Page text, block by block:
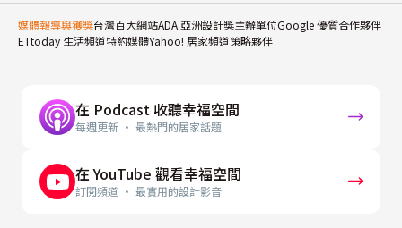
媒體報導與獲獎台灣百大網站ADA 亞洲設計獎主辦單位Google 優質合作夥伴
ETtoday 生活頻道特約媒體Yahoo! 居家頻道策略夥伴
在 Podcast 收聽幸福空間
每週更新 · 最熱門的居家話題
在 YouTube 觀看幸福空間
訂閱頻道 · 最實用的設計影音